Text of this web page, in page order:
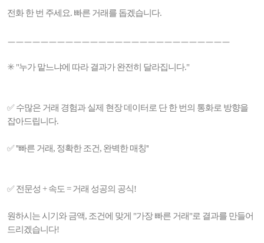
전화 한 번 주세요. 빠른 거래를 돕겠습니다.
ㅡㅡㅡㅡㅡㅡㅡㅡㅡㅡㅡㅡㅡㅡㅡㅡㅡㅡㅡㅡㅡㅡㅡㅡㅡㅡㅡ
✳️ "누가 맡느냐에 따라 결과가 완전히 달라집니다."
✅ 수많은 거래 경험과 실제 현장 데이터로 단 한 번의 통화로 방향을
잡아드립니다.
✅ ''빠른 거래, 정확한 조건, 완벽한 매칭''
✅ 전문성 + 속도 = 거래 성공의 공식!
원하시는 시기와 금액, 조건에 맞게 "가장 빠른 거래"로 결과를 만들어
드리겠습니다!